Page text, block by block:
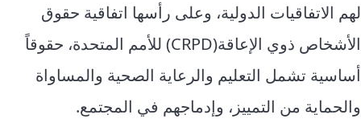
لهم الاتفاقيات الدولية، وعلى رأسها اتفاقية حقوق
الأشخاص ذوي الإعاقة(CRPD) للأمم المتحدة، حقوقاً
أساسية تشمل التعليم والرعاية الصحية والمساواة
والحماية من التمييز، وإدماجهم في المجتمع.